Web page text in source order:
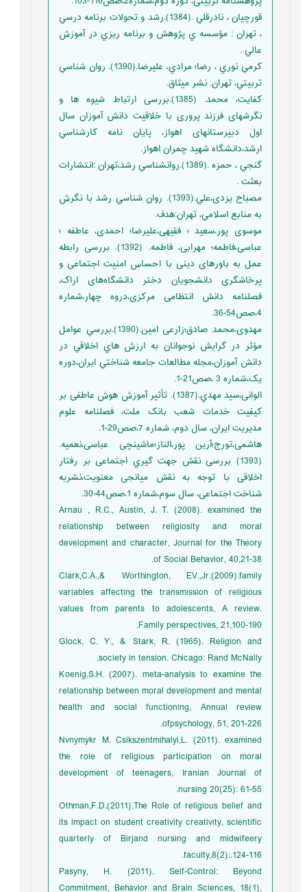
قورچيان ، نادرقلي .(1384).رشد و تحولات برنامه درسي
، تهران : مؤسسه ي پژوهش و برنامه ريزي در آموزش
عالي .
کرمي نوري ، رضا؛ مرادي، عليرضا.(1390). روان شناسي
تربيتي، تهران: نشر میثاق.
کفایت، محمد. (1385).بررسی ارتباط شیوه ها و
نگرشهای فرزند پروری با خلاقیت دانش آموزان سال
اول دبیرستانهای اهواز، پایان نامه کارشناسي
ارشد،دانشگاه شهید چمران اهواز.
گنجي ، حمزه .(1389).روانشناسي رشد،تهران :انتشارات
بعثت .
مصباح یزدی،علي.(1393). روان شناسي رشد با نگرش
به منابع اسلامي، تهران:هدف.
موسوی پور،سعید ؛ فقیهی،علیرضا؛ احمدی، عاطفه ؛
عباسی،فاطمه؛ مهرابی، فاطمه. (1392). بررسی رابطه
عمل به باور‌های دینی با احساس امنیت اجتماعی و
پرخاشگری دانشجویان دختر دانشگاه‌‌های اراک،
فصلنامه دانش انتظامی مرکزی،دروه چهار،شماره
4،صص54-36.
مهدوی،محمد صادق؛زارعی امین.(1390).بررسي عوامل
مؤثر در گرايش نوجوانان به ارزش هاي اخلاقي در
دانش آموزان،مجله مطالعات جامعه شناختي ايران،دوره
یک،شماره 3 ،صص21-1.
الوانی،سید مهدي.(1387). تأثیر آموزش هوش عاطفی بر
کیفیت خدمات شعب بانک ملت، فصلنامه علوم
مدیریت ایران، سال دوم، شماره 7،صص29-1.
هاشمی،تورج؛آرین پور،الناز؛ماشینچی عباسی،نعمیه.
(1393) بررسی نقش جهت گیري اجتماعی بر رفتار
اخلاقی با توجه به نقش میانجی معنویت،نشریه
شناخت اجتماعی، سال سوم،شماره 1،صص44-30.
Arnau , R.C., Austin, J. T. (2008). examined the
relationship between religiosity and moral
development and character, Journal for the Theory
of Social Behavior, 40,21-38.
Clark,C.A.,& Worthington, EV.,Jr.(2009).family
variables affecting the transmission of religious
values from parents to adolescents, A review.
Family perspectives, 21,100-190.
Glock, C. Y., & Stark, R. (1965). Religion and
society in tension. Chicago: Rand McNally.
Koenig,S.H. (2007). meta-analysis to examine the
relationship between moral development and mental
health and social functioning, Annual review
ofpsychology, 51, 201-226.
Nvnymykr M. Csikszentmihalyi,L. (2011). examined
the role of religious participation on moral
development of teenagers, Iranian Journal of
nursing 20(25): 61-55.
Othman,F.D.(2011).The Role of religious belief and
its impact on student creativity creativity, scientific
quarterly of Birjand nursing and midwifeery
faculty,8(2):.124-116.
Pasyny, H. (2011). Self-Control: Beyond
Commitment, Behavior and Brain Sciences, 18(1),